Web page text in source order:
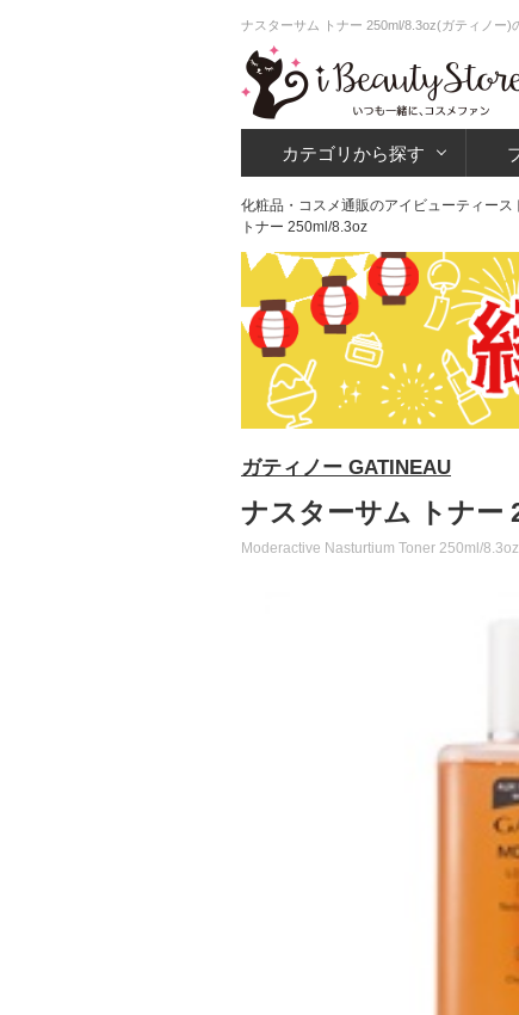
ナスターサム トナー 250ml/8.3oz(ガティノー
カテゴリから探す
化粧品・コスメ通販のアイビューティース
トナー 250ml/8.3oz
ガティノー GATINEAU
ナスターサム トナー
Moderactive Nasturtium Toner 250ml/8.3oz